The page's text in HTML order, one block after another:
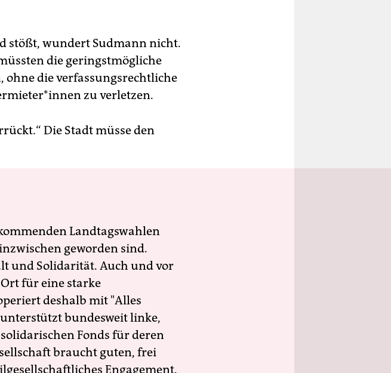
stößt, wundert Sudmann nicht.
die geringstmögliche
die verfassungsrechtliche
zu verletzen.
Die Stadt müsse den
Landtagswahlen
geworden sind.
und Solidarität. Auch und vor
für eine starke
deshalb mit "Alles
bundesweit linke,
Fonds für deren
braucht guten, frei
Engagement.